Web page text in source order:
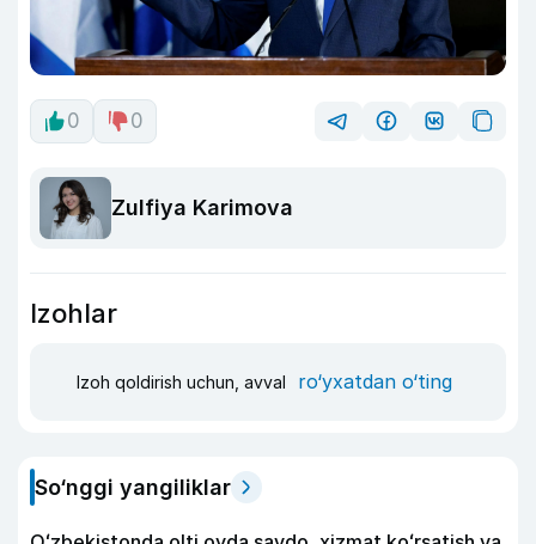
0 0
Zulfiya Karimova
Izohlar
Izoh qoldirish uchun, avval ro‘yxatdan o‘ting
So‘nggi yangiliklar